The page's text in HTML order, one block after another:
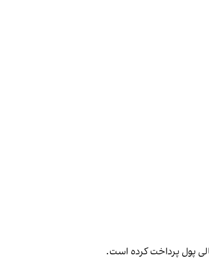
پول پرداخت کرده است.